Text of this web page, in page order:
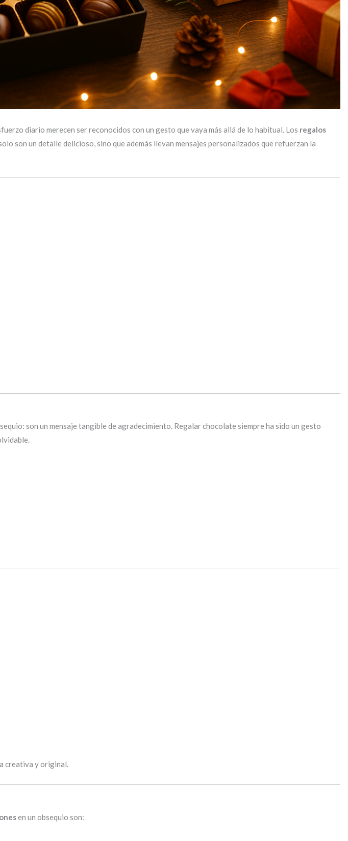
diario merecen ser reconocidos con un gesto que vaya más allá de lo habitual. Los regalos
son un detalle delicioso, sino que además llevan mensajes personalizados que refuerzan la
son un mensaje tangible de agradecimiento. Regalar chocolate siempre ha sido un gesto
creativa y original.
en un obsequio son: